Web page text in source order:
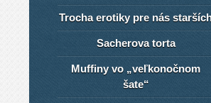
Trocha erotiky pre nás
Sacherova torta
Muffiny vo „veľkonočnom
šate“